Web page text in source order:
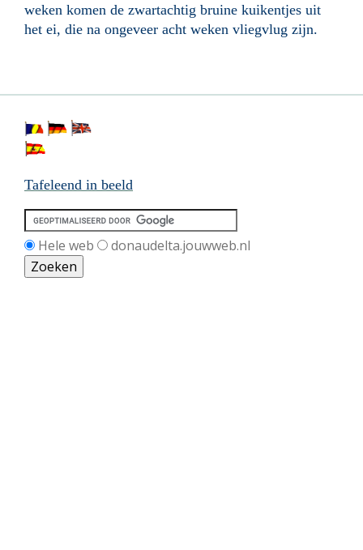
weken komen de zwartachtig bruine kuikentjes uit
het ei, die na ongeveer acht weken vliegvlug zijn.
Tafeleend in beeld
Hele web donaudelta.jouwweb.nl